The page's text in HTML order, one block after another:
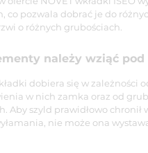
co pozwala dobrać je do
o różnych grubościach.
należy wziąć pod
dobiera się w zależności
w nich zamka oraz od
Aby szyld prawidłowo chronił
nie może ona